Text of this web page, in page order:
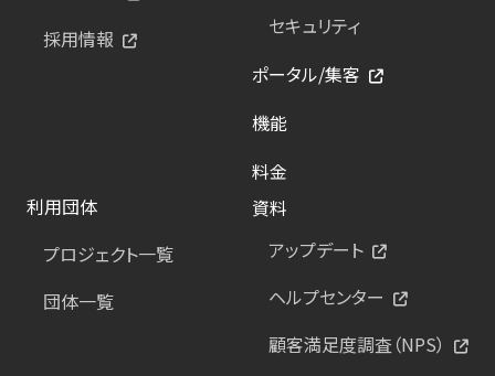
採用情報
セキュリティ
ポータル/集客
機能
料金
利用団体
プロジェクト一覧
団体一覧
資料
アップデート
ヘルプセンター
顧客満足度調査（NPS）